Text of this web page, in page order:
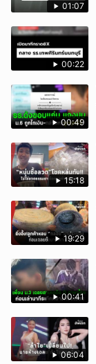
01:07
00:22
00:49
15:18
19:29
00:41
06:04